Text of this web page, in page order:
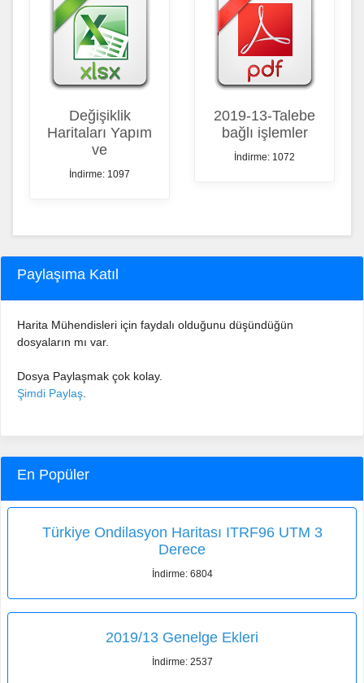
Değişiklik
Haritaları Yapım
ve
İndirme: 1097
2019-13-Talebe
bağlı işlemler
İndirme: 1072
Paylaşıma Katıl
Harita Mühendisleri için faydalı olduğunu düşündüğün
dosyaların mı var.
Dosya Paylaşmak çok kolay.
Şimdi Paylaş
En Popüler
Türkiye Ondilasyon Haritası ITRF96 UTM 3
Derece
İndirme: 6804
2019/13 Genelge Ekleri
İndirme: 2537